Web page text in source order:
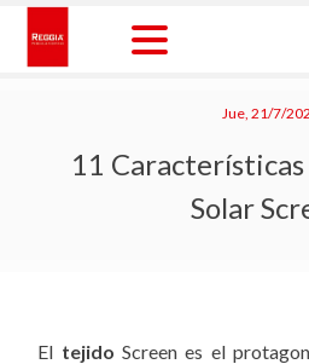
Skip
content
Jue, 21/7/
11
Solar
El tejido Screen es el